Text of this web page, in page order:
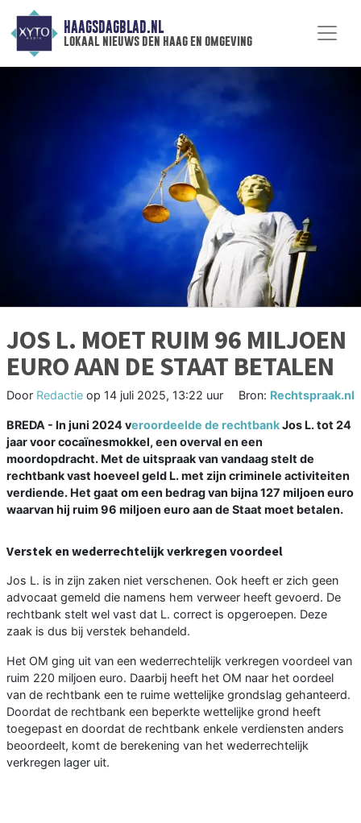
HAAGSDAGBLAD.NL
lokaal nieuws den haag en omgeving
JOS L. MOET RUIM 96 MILJOEN
EURO AAN DE STAAT BETALEN
Door Redactie op 14 juli 2025, 13:22 uur Bron: Rechtspraak.nl
BREDA - In juni 2024 veroordeelde de rechtbankJos L. tot 24
jaar voor cocaïnesmokkel, een overval en een
moordopdracht. Met de uitspraak van vandaag stelt de
rechtbank vast hoeveel geld L. met zijn criminele activiteiten
verdiende. Het gaat om een bedrag van bijna 127 miljoen euro
waarvan hij ruim 96 miljoen euro aan de Staat moet betalen.
Verstek en wederrechtelijk verkregen voordeel
Jos L. is in zijn zaken niet verschenen. Ook heeft er zich geen
advocaat gemeld die namens hem verweer heeft gevoerd. De
rechtbank stelt wel vast dat L. correct is opgeroepen. Deze
zaak is dus bij verstek behandeld.
Het OM ging uit van een wederrechtelijk verkregen voordeel van
ruim 220 miljoen euro. Daarbij heeft het OM naar het oordeel
van de rechtbank een te ruime wettelijke grondslag gehanteerd.
Doordat de rechtbank een beperkte wettelijke grond heeft
toegepast en doordat de rechtbank enkele verdiensten anders
beoordeelt, komt de berekening van het wederrechtelijk
verkregen lager uit.